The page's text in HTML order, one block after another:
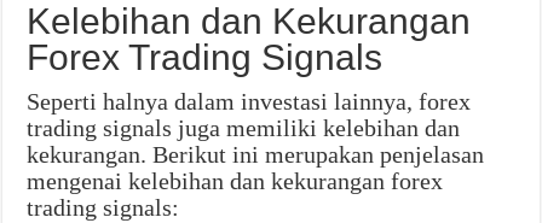
Kelebihan dan Kekurangan
Forex Trading Signals
Seperti halnya dalam investasi lainnya, forex
trading signals juga memiliki kelebihan dan
kekurangan. Berikut ini merupakan penjelasan
mengenai kelebihan dan kekurangan forex
trading signals: